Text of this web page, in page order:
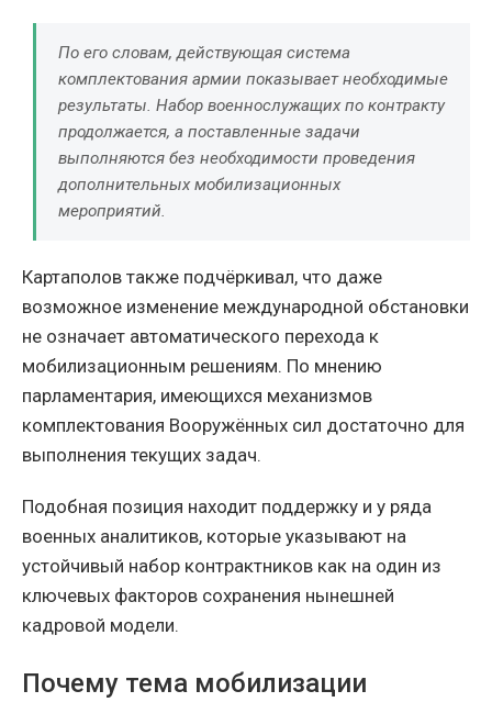
По его словам, действующая система
комплектования армии показывает необходимые
результаты. Набор военнослужащих по контракту
продолжается, а поставленные задачи
выполняются без необходимости проведения
дополнительных мобилизационных
мероприятий.
Картаполов также подчёркивал, что даже
возможное изменение международной обстановки
не означает автоматического перехода к
мобилизационным решениям. По мнению
парламентария, имеющихся механизмов
комплектования Вооружённых сил достаточно для
выполнения текущих задач.
Подобная позиция находит поддержку и у ряда
военных аналитиков, которые указывают на
устойчивый набор контрактников как на один из
ключевых факторов сохранения нынешней
кадровой модели.
Почему тема мобилизации